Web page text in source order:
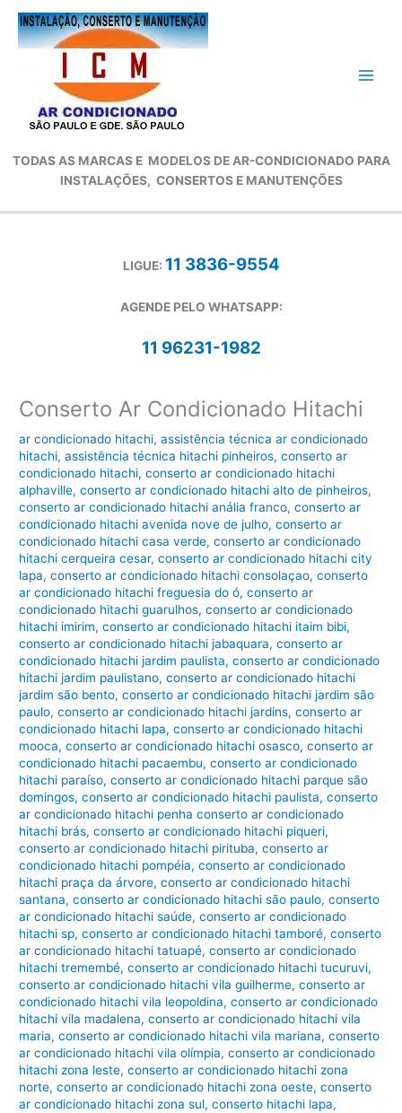
para
TODAS AS MARCAS E MODELOS DE AR-CONDICIONADO PARA
INSTALAÇÕES, CONSERTOS E MANUTENÇÕES
LIGUE: 11 3836-9554
AGENDE PELO WHATSAPP:
11 96231-1982
Conserto Ar Condicionado Hitachi
ar condicionado hitachi,assistência técnica ar condicionado
hitachi,assistência técnica hitachi pinheiros,conserto ar
condicionado hitachi,conserto ar condicionado hitachi
alphaville,conserto ar condicionado hitachi alto de pinheiros,
conserto ar condicionado hitachi anália franco,conserto ar
condicionado hitachi avenida nove de julho,conserto ar
condicionado hitachi casa verde,conserto ar condicionado
hitachi cerqueira cesar,conserto ar condicionado hitachi city
lapa,conserto ar condicionado hitachi consolaçao,conserto
ar condicionado hitachi freguesia do ó,conserto ar
condicionado hitachi guarulhos,conserto ar condicionado
hitachi imirim,conserto ar condicionado hitachi itaim bibi,
conserto ar condicionado hitachi jabaquara,conserto ar
condicionado hitachi jardim paulista,conserto ar condicionado
hitachi jardim paulistano,conserto ar condicionado hitachi
jardim são bento,conserto ar condicionado hitachi jardim são
paulo,conserto ar condicionado hitachi jardins,conserto ar
condicionado hitachi lapa,conserto ar condicionado hitachi
mooca,conserto ar condicionado hitachi osasco,conserto ar
condicionado hitachi pacaembu,conserto ar condicionado
hitachi paraíso,conserto ar condicionado hitachi parque são
domingos,conserto ar condicionado hitachi paulista,conserto
ar condicionado hitachi penha conserto ar condicionado
hitachi brás,conserto ar condicionado hitachi piqueri,
conserto ar condicionado hitachi pirituba,conserto ar
condicionado hitachi pompéia,conserto ar condicionado
hitachi praça da árvore,conserto ar condicionado hitachi
santana,conserto ar condicionado hitachi são paulo,conserto
ar condicionado hitachi saúde,conserto ar condicionado
hitachi sp,conserto ar condicionado hitachi tamboré,conserto
ar condicionado hitachi tatuapé,conserto ar condicionado
hitachi tremembé,conserto ar condicionado hitachi tucuruvi,
conserto ar condicionado hitachi vila guilherme,conserto ar
condicionado hitachi vila leopoldina,conserto ar condicionado
hitachi vila madalena,conserto ar condicionado hitachi vila
maria,conserto ar condicionado hitachi vila mariana,conserto
ar condicionado hitachi vila olímpia,conserto ar condicionado
hitachi zona leste,conserto ar condicionado hitachi zona
norte,conserto ar condicionado hitachi zona oeste,conserto
ar condicionado hitachi zona sul,conserto hitachi lapa,